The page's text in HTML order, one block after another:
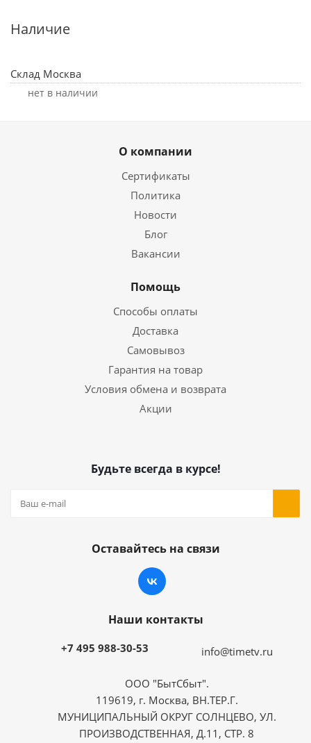
Наличие
Склад Москва
Нет в наличии
О компании
Сертификаты
Политика
Новости
Блог
Вакансии
Помощь
Способы оплаты
Доставка
Самовывоз
Гарантия на товар
Условия обмена и возврата
Акции
Будьте всегда в курсе!
Оставайтесь на связи
Наши контакты
+7 495 988-30-53 info@timetv.ru
ООО "БытСбыт".
119619, г. Москва, ВН.ТЕР.Г.
МУНИЦИПАЛЬНЫЙ ОКРУГ СОЛНЦЕВО, УЛ.
ПРОИЗВОДСТВЕННАЯ, Д.11, СТР. 8